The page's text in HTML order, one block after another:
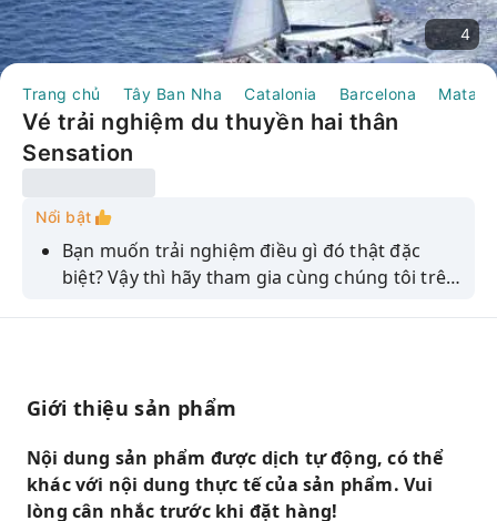
4
Trang chủ Tây Ban Nha Catalonia Barcelona Mataro
Vé trải nghiệm du thuyền hai thân
Sensation
Nổi bật
Bạn muốn trải nghiệm điều gì đó thật đặc
biệt? Vậy thì hãy tham gia cùng chúng tôi trên
ngũ thủy thủ tận tâm trước khi chiếc thuyền
rời bến và lướt nhẹ trên mặt biển Địa Trung
Hải xanh biếc.
Giới thiệu sản phẩm
Nội dung sản phẩm được dịch tự động, có thể
khác với nội dung thực tế của sản phẩm. Vui
lòng cân nhắc trước khi đặt hàng!